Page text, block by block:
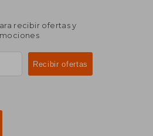
recibir ofertas y